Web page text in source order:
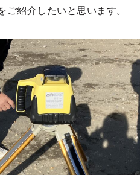
紹介したいと思います。